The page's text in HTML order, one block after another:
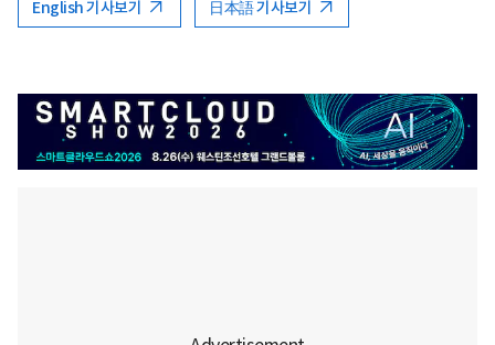
English 기사보기 日本語 기사보기